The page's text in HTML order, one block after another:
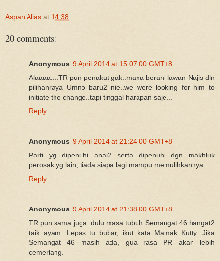
Aspan Alias at 14:38
20 comments:
Anonymous 9 April 2014 at 15:07:00 GMT+8
Alaaaa....TR pun penakut gak..mana berani lawan Najis dln
pilihanraya Umno baru2 nie..we were looking for him to
initiate the change..tapi tinggal harapan saje...
Reply
Anonymous 9 April 2014 at 21:24:00 GMT+8
Parti yg dipenuhi anai2 serta dipenuhi dgn makhluk
perosak yg lain, tiada siapa lagi mampu memulihkannya.
Reply
Anonymous 9 April 2014 at 21:38:00 GMT+8
TR pun sama juga. dulu masa tubuh Semangat 46 hangat2
taik ayam. Lepas tu bubar, ikut kata Mamak Kutty. Jika
Semangat 46 masih ada, gua rasa PR akan lebih
cemerlang.